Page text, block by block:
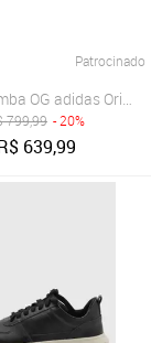
Marrom
Patrocinado
OG adidas
799,99 - 20%
639,99